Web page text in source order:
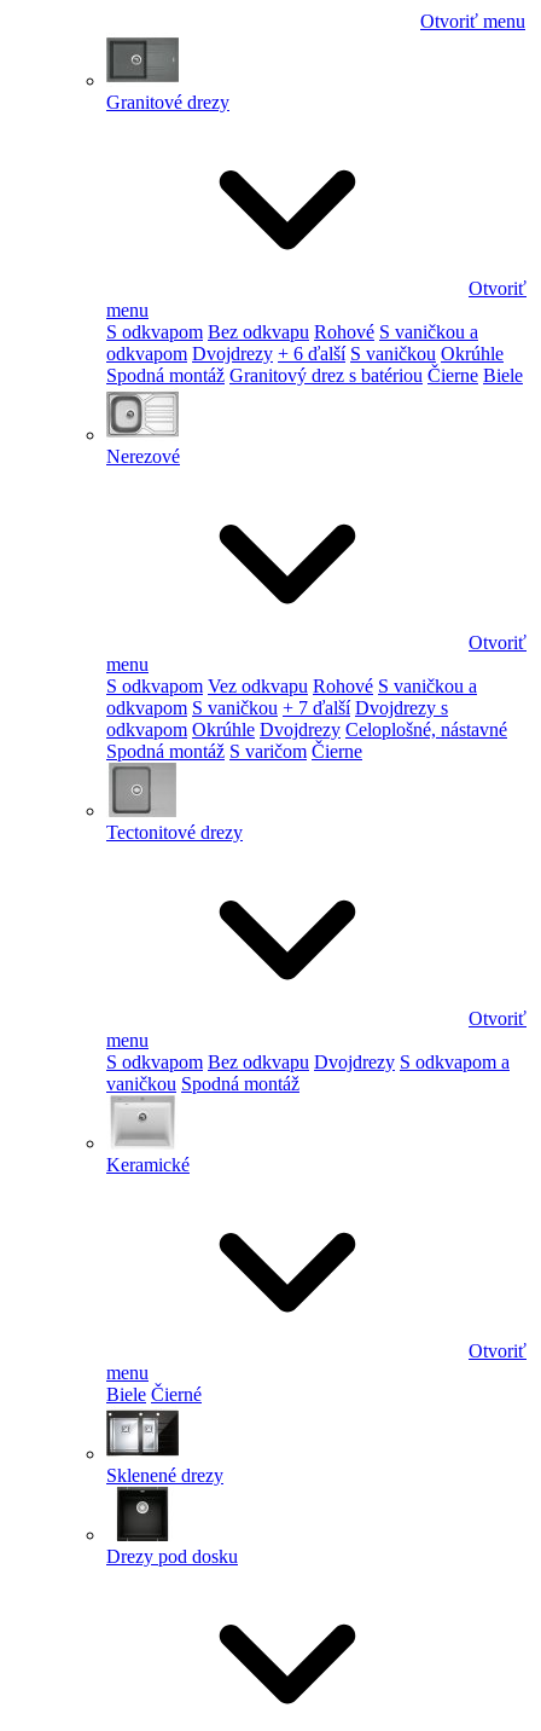
Otvoriť menu
Granitové drezy
Otvoriť
menu
S odkvapom Bez odkvapu Rohové S vaničkou a
odkvapom Dvojdrezy + 6 ďalší S vaničkou Okrúhle
Spodná montáž Granitový drez s batériou Čierne Biele
Nerezové
Otvoriť
menu
S odkvapom Vez odkvapu Rohové S vaničkou a
odkvapom S vaničkou + 7 ďalší Dvojdrezy s
odkvapom Okrúhle Dvojdrezy Celoplošné, nástavné
Spodná montáž S varičom Čierne
Tectonitové drezy
Otvoriť
menu
S odkvapom Bez odkvapu Dvojdrezy S odkvapom a
vaničkou Spodná montáž
Keramické
Otvoriť
menu
Biele Čierné
Sklenené drezy
Drezy pod dosku